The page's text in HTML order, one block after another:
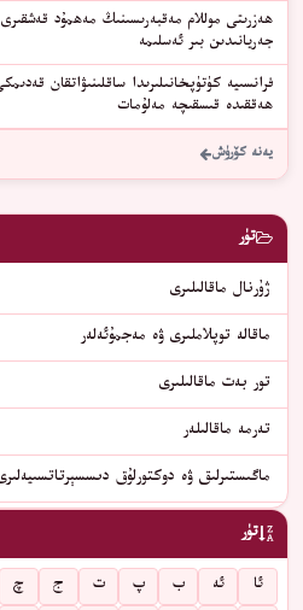
ھەزرىتى موللام مەقبەرىسىنىڭ مەھمۇد
جەريانىدىن بىر ئەسلىمە
فرانسىيە كۈتۈپخانىلىرىدا ساقلىنىۋاتقان
ھەققىدە قىسقىچە مەلۇمات
يەنە كۆرۈش
تۈر
ژۇرنال ماقالىلىرى
ماقالە توپلاملىرى ۋە مەجمۇئەلەر
تور بەت ماقالىلىرى
تەرمە ماقالىلەر
ماگىستىرلىق ۋە دوكتورلۇق
تۈر
ئا ئە ب پ ت ج چ